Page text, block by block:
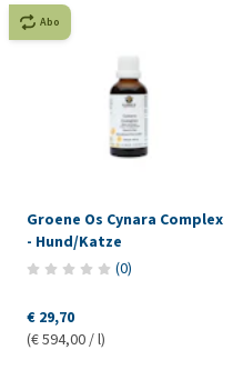
Abo
Groene Os Cynara Complex
- Hund/Katze
(0)
€ 29,70
(€ 594,00 / l)